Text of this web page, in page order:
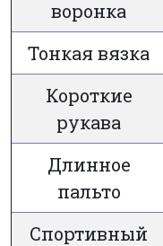
воронка
Тонкая вязка
Короткие
рукава
Длинное
пальто
Спортивный